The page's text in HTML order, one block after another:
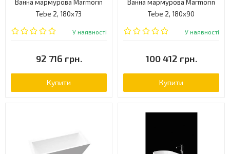
Ванна мармурова Marmorin
Tebe 2, 180x73
(P531180020010)
У наявності
92 716 грн.
Купити
Ванна мармурова Marmorin
Tebe 2, 180x90
(P532180020010)
У наявності
100 412 грн.
Купити